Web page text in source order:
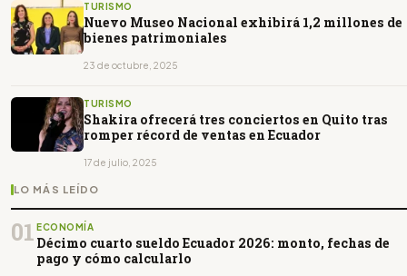
TURISMO
Nuevo Museo Nacional exhibirá 1,2 millones de
bienes patrimoniales
23 de octubre, 2025
TURISMO
Shakira ofrecerá tres conciertos en Quito tras
romper récord de ventas en Ecuador
17 de julio, 2025
LO MÁS LEÍDO
01 ECONOMÍA
Décimo cuarto sueldo Ecuador 2026: monto, fechas de
pago y cómo calcularlo